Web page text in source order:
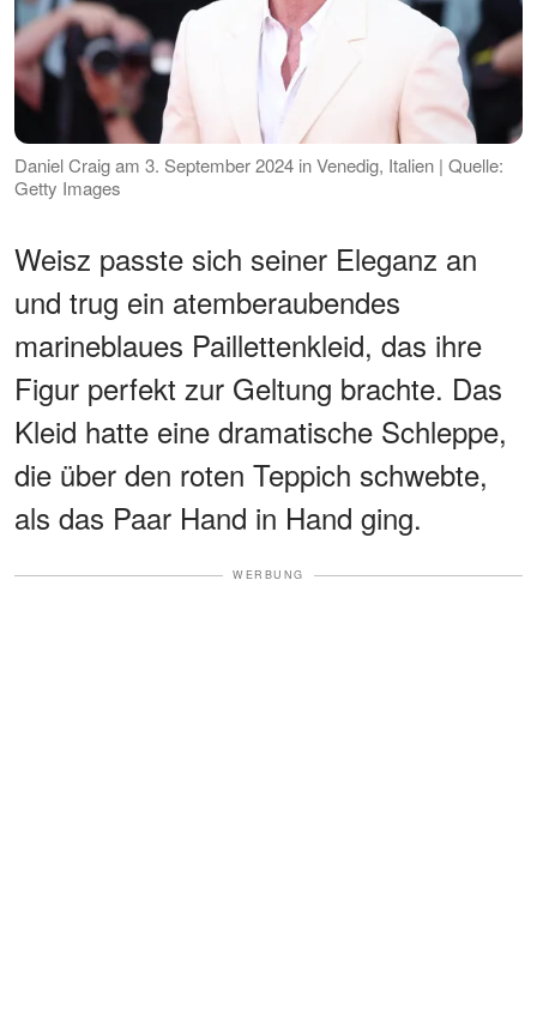
Daniel Craig am 3. September 2024 in Venedig, Italien | Quelle:
Getty Images
Weisz passte sich seiner Eleganz an
und trug ein atemberaubendes
marineblaues Paillettenkleid, das ihre
Figur perfekt zur Geltung brachte. Das
Kleid hatte eine dramatische Schleppe,
die über den roten Teppich schwebte,
als das Paar Hand in Hand ging.
WERBUNG